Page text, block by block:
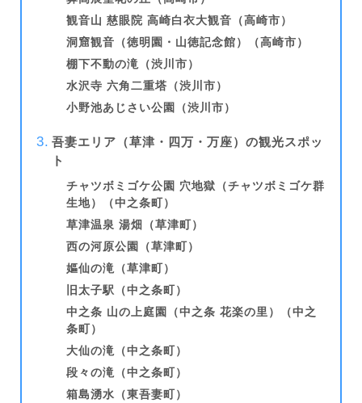
観音山 慈眼院 高崎白衣大観音（高崎市）
洞窟観音（徳明園・山徳記念館）（高崎市）
棚下不動の滝（渋川市）
水沢寺 六角二重塔（渋川市）
小野池あじさい公園（渋川市）
吾妻エリア（草津・四万・万座）の観光スポッ
ト
チャツボミゴケ公園 穴地獄（チャツボミゴケ群
生地）（中之条町）
草津温泉 湯畑（草津町）
西の河原公園（草津町）
嫗仙の滝（草津町）
旧太子駅（中之条町）
中之条 山の上庭園（中之条 花楽の里）（中之
条町）
大仙の滝（中之条町）
段々の滝（中之条町）
箱島湧水（東吾妻町）